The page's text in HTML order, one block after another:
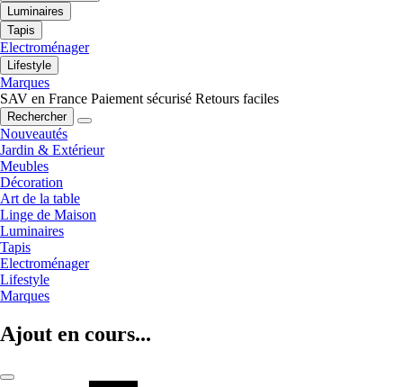
Luminaires
Tapis
Electroménager
Lifestyle
Marques
SAV en France Paiement sécurisé Retours faciles
Rechercher
Nouveautés
Jardin & Extérieur
Meubles
Décoration
Art de la table
Linge de Maison
Luminaires
Tapis
Electroménager
Lifestyle
Marques
Ajout en cours...